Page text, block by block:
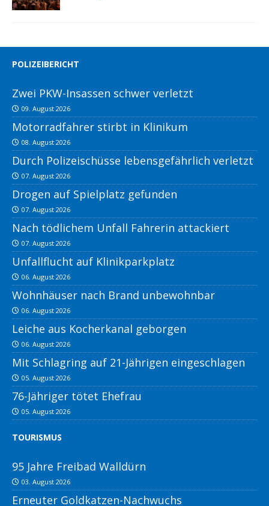
POLIZEIBERICHT
Zwei PKW-Insassen schwer verletzt
09. August 2026
Motorradfahrer stirbt in Klinikum
08. August 2026
Durch Polizeischüsse lebensgefährlich verletzt
07. August 2026
Drogen auf Spielplatz gefunden
07. August 2026
Nach tödlichem Unfall Fahrerin attackiert
07. August 2026
Unfallflucht auf Klinikparkplatz
06. August 2026
Wohnhäuser nach Brand unbewohnbar
06. August 2026
Leiche aus Kocherkanal geborgen
06. August 2026
Mit Schlagring auf 21-Jährigen eingeschlagen
05. August 2026
76-Jähriger tötet Ehefrau
05. August 2026
TOURISMUS
95 Jahre Freibad Walldürn
03. August 2026
Erneuter Goldkatzen-Nachwuchs